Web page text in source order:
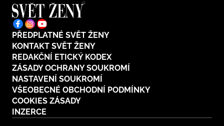
PŘEDPLATNÉ SVĚT ŽENY
KONTAKT SVĚT ŽENY
REDAKČNÍ ETICKÝ KODEX
ZÁSADY OCHRANY SOUKROMÍ
NASTAVENÍ SOUKROMÍ
VŠEOBECNÉ OBCHODNÍ PODMÍNKY
COOKIES ZÁSADY
INZERCE